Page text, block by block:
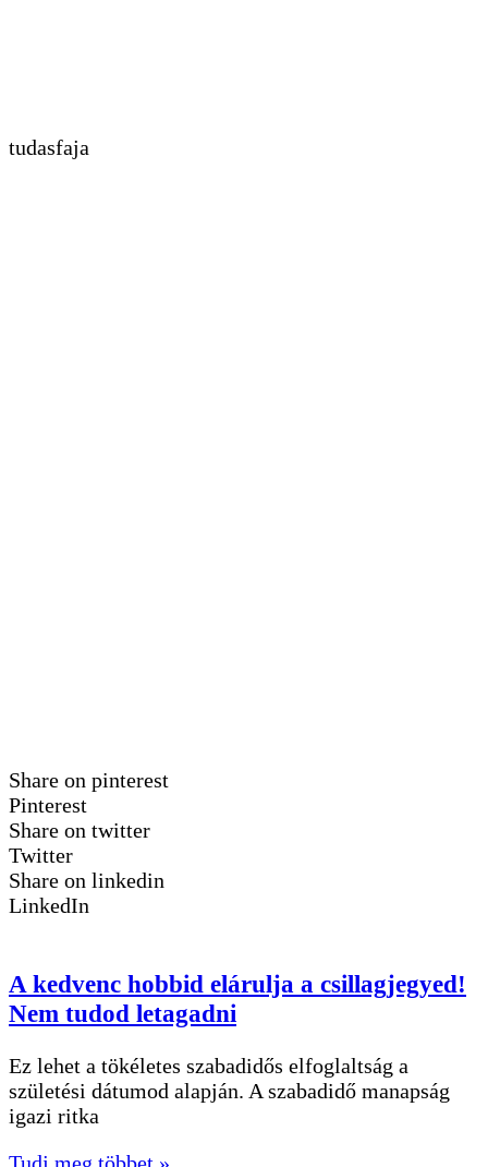
tudasfaja
Share on pinterest
Pinterest
Share on twitter
Twitter
Share on linkedin
LinkedIn
A kedvenc hobbid elárulja a csillagjegyed!
Nem tudod letagadni
Ez lehet a tökéletes szabadidős elfoglaltság a
születési dátumod alapján. A szabadidő manapság
igazi ritka